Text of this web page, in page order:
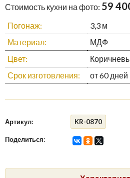
Стоимость кухни на фото: 59
Погонаж:
3,3 м
Материал:
МДФ
Цвет:
Срок изготовления:
от 60 дней
Артикул: KR-0870
Поделиться: